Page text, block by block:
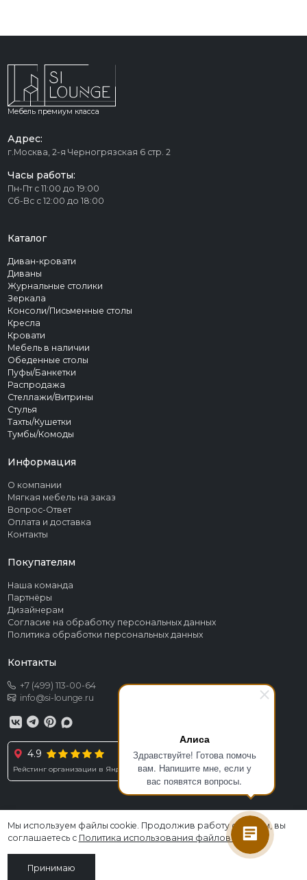
Алиса
Здравствуйте! Готова помочь
вам. Напишите мне, если у
вас появятся вопросы.
Мы используем файлы cookie. Продолжив работу с сайтом, вы
соглашаетесь с Политика использования файлов cookies
Принимаю
Мебель премиум класса
Адрес:
г.Москва, 2-я Черногрязская 6 стр. 2
Часы работы:
Пн-Пт с 11:00 до 19:00
Сб-Вс с 12:00 до 18:00
Каталог
Диван-кровати
Диваны
Журнальные столики
Зеркала
Консоли/Письменные столы
Кресла
Кровати
Мебель в наличии
Обеденные столы
Пуфы/Банкетки
Распродажа
Стеллажи/Витрины
Стулья
Тахты/Кушетки
Тумбы/Комоды
Информация
О компании
Мягкая мебель на заказ
Вопрос-Ответ
Оплата и доставка
Контакты
Покупателям
Наша команда
Партнёры
Дизайнерам
Согласие на обработку персональных данных
Политика обработки персональных данных
Контакты
+7 (499) 113-00-64
info@si-lounge.ru
4.9
Рейстинг организации в Яндексе
© 2026 SI LOUNGE. Все права защищены
Информация, размещённая на сайте, не является публичной офертой